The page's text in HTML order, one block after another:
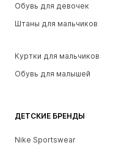
Обувь для девочек
Штаны для мальчиков
Куртки для мальчиков
Обувь для малышей
ДЕТСКИЕ БРЕНДЫ
Nike Sportswear